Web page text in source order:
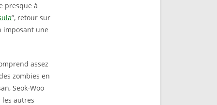
presque à
”, retour sur
imposant une
assez
zombies en
Seok-Woo
autres